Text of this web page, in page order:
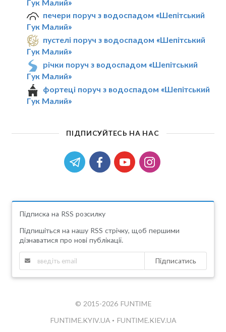
Гук Малий»
печери поруч з водоспадом «Шепітський
Гук Малий»
пустелі поруч з водоспадом «Шепітський
Гук Малий»
річки поруч з водоспадом «Шепітський
Гук Малий»
фортеці поруч з водоспадом «Шепітський
Гук Малий»
ПІДПИСУЙТЕСЬ НА НАС
Підписка на RSS розсилку
Підпишіться на нашу RSS стрічку, щоб першими
дізнаватися про нові публікації.
Підписатись
© 2015-2026 FUNTIME
FUNTIME.KYIV.UA • FUNTIME.KIEV.UA